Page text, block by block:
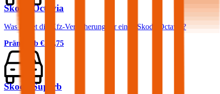
Skoda Octavia
Was kostet die Kfz-Versicherung für einen Skoda Octavia?
Prämie ab € 51,75
Skoda Superb